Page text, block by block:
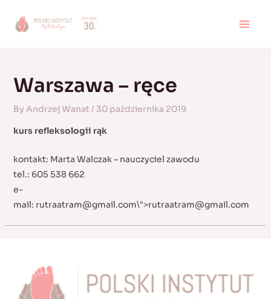
Warszawa – ręce
By Andrzej Wanat/30 października 2019
kurs refleksologii rąk
kontakt: Marta Walczak – nauczyciel zawodu
tel.: 605 538 662
e-
mail: rutraatram@gmail.com\">rutraatram@gmail.com